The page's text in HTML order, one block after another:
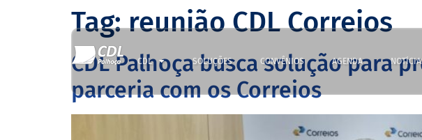
CDL SOLUÇÕES CONVÊNIOS AGENDA
Tag:reunião CDL Correios
CDL Palhoça busca solução para
parceria com os Correios